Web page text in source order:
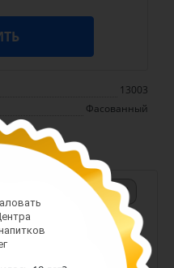
13003
Фасованный
+
Арт. 11239